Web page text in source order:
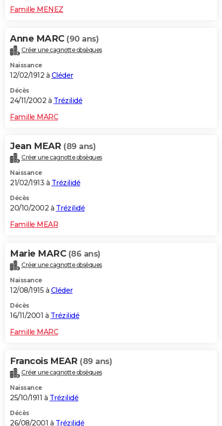
Famille MENEZ
Anne MARC (90 ans)
Créer une cagnotte obsèques
Naissance
12/02/1912 à Cléder
Décès
24/11/2002 à Trézilidé
Famille MARC
Jean MEAR (89 ans)
Créer une cagnotte obsèques
Naissance
21/02/1913 à Trézilidé
Décès
20/10/2002 à Trézilidé
Famille MEAR
Marie MARC (86 ans)
Créer une cagnotte obsèques
Naissance
12/08/1915 à Cléder
Décès
16/11/2001 à Trézilidé
Famille MARC
Francois MEAR (89 ans)
Créer une cagnotte obsèques
Naissance
25/10/1911 à Trézilidé
Décès
26/08/2001 à Trézilidé